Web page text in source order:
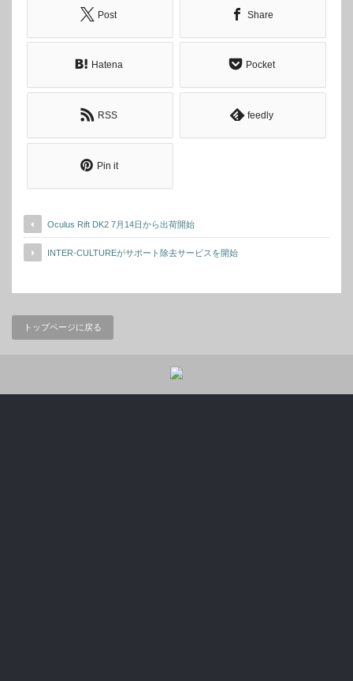
Post Share
Hatena Pocket
RSS feedly
Pin it
Oculus Rift DK2 7月14日から出荷開始
INTER-CULTUREがサポート除去サービスを開始
トップページに戻る